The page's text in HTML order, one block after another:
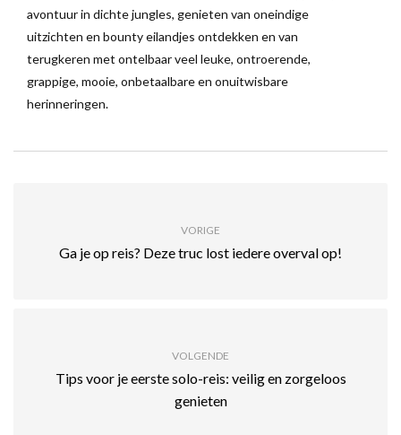
avontuur in dichte jungles, genieten van oneindige
uitzichten en bounty eilandjes ontdekken en van
terugkeren met ontelbaar veel leuke, ontroerende,
grappige, mooie, onbetaalbare en onuitwisbare
herinneringen.
VORIGE
Ga je op reis? Deze truc lost iedere overval op!
VOLGENDE
Tips voor je eerste solo-reis: veilig en zorgeloos
genieten